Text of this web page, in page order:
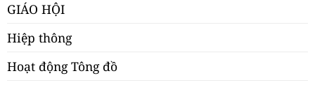
GIÁO HỘI
Hiệp thông
Hoạt động Tông đồ